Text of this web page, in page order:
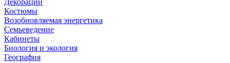
Декорации
Костюмы
Возобновляемая энергетика
Семьеведение
Кабинеты
Биология и экология
География